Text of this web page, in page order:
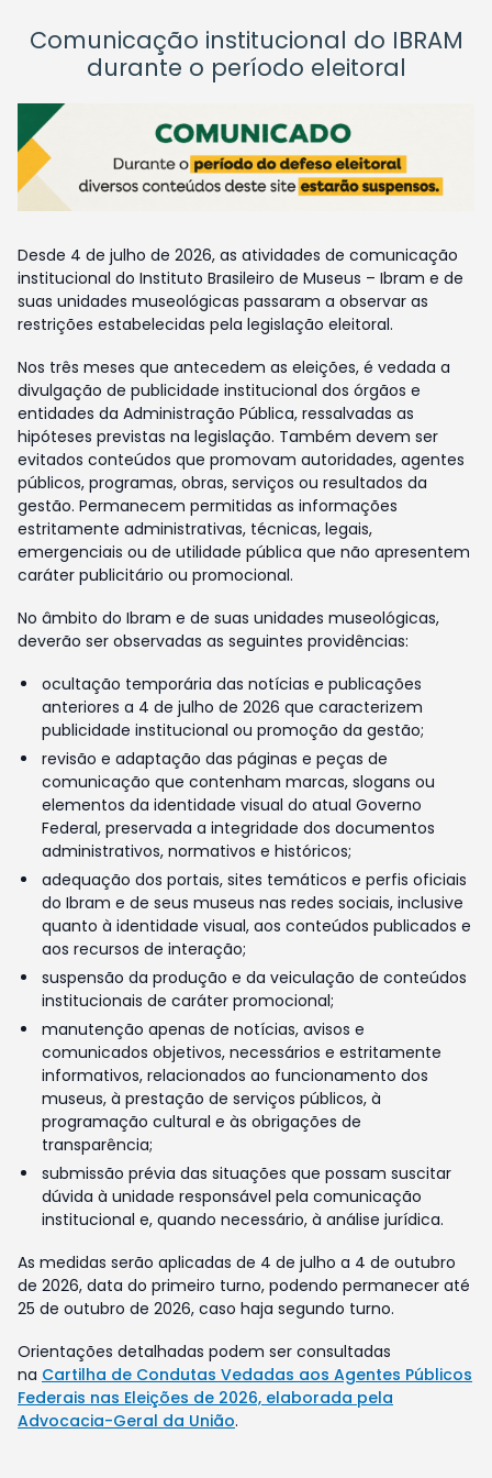
Comunicação institucional do IBRAM
durante o período eleitoral
Desde 4 de julho de 2026, as atividades de comunicação
institucional do Instituto Brasileiro de Museus – Ibram e de
suas unidades museológicas passaram a observar as
restrições estabelecidas pela legislação eleitoral.
Nos três meses que antecedem as eleições, é vedada a
divulgação de publicidade institucional dos órgãos e
entidades da Administração Pública, ressalvadas as
hipóteses previstas na legislação. Também devem ser
evitados conteúdos que promovam autoridades, agentes
públicos, programas, obras, serviços ou resultados da
gestão. Permanecem permitidas as informações
estritamente administrativas, técnicas, legais,
emergenciais ou de utilidade pública que não apresentem
caráter publicitário ou promocional.
No âmbito do Ibram e de suas unidades museológicas,
deverão ser observadas as seguintes providências:
ocultação temporária das notícias e publicações
anteriores a 4 de julho de 2026 que caracterizem
publicidade institucional ou promoção da gestão;
revisão e adaptação das páginas e peças de
comunicação que contenham marcas, slogans ou
elementos da identidade visual do atual Governo
Federal, preservada a integridade dos documentos
administrativos, normativos e históricos;
adequação dos portais, sites temáticos e perfis oficiais
do Ibram e de seus museus nas redes sociais, inclusive
quanto à identidade visual, aos conteúdos publicados e
aos recursos de interação;
suspensão da produção e da veiculação de conteúdos
institucionais de caráter promocional;
manutenção apenas de notícias, avisos e
comunicados objetivos, necessários e estritamente
informativos, relacionados ao funcionamento dos
museus, à prestação de serviços públicos, à
programação cultural e às obrigações de
transparência;
submissão prévia das situações que possam suscitar
dúvida à unidade responsável pela comunicação
institucional e, quando necessário, à análise jurídica.
As medidas serão aplicadas de 4 de julho a 4 de outubro
de 2026, data do primeiro turno, podendo permanecer até
25 de outubro de 2026, caso haja segundo turno.
Orientações detalhadas podem ser consultadas
na Cartilha de Condutas Vedadas aos Agentes Públicos
Federais nas Eleições de 2026, elaborada pela
Advocacia-Geral da União.